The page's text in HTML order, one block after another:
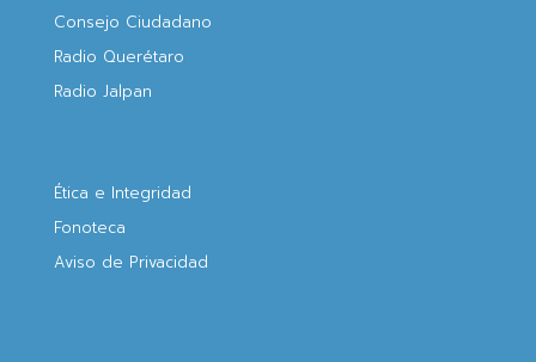
Consejo Ciudadano
Radio Querétaro
Radio Jalpan
Ética e Integridad
Fonoteca
Aviso de Privacidad